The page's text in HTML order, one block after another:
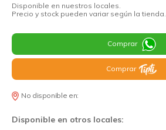
Disponible en nuestros locales.
Precio y stock pueden variar según la tienda.
Comprar
Comprar
No disponible en:
Disponible en otros locales: